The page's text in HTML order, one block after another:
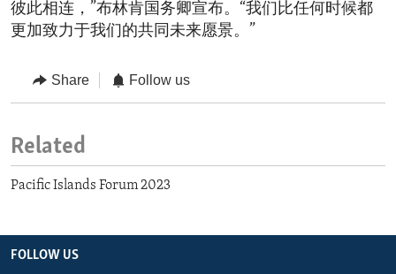
彼此相连，”布林肯国务卿宣布。“我们比任何时候都
更加致力于我们的共同未来愿景。”
Share Follow us
Related
Pacific Islands Forum 2023
FOLLOW US